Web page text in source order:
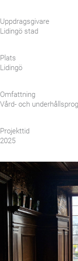
Uppdragsgivare
Lidingö stad
Plats
Lidingö
Omfattning
Vård- och
Projekttid
2025